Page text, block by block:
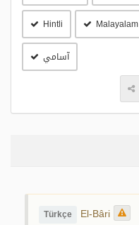
Hintli Malayalam
آسامي
Türkçe El-Bâri